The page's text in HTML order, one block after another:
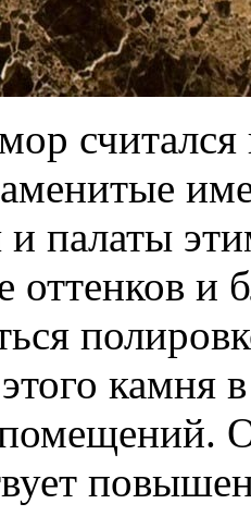
палаты
оттенков и
камня